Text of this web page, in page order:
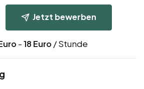
Jetzt bewerben
-18 Euro / Stunde